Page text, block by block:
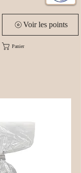
Panier
Voir les points